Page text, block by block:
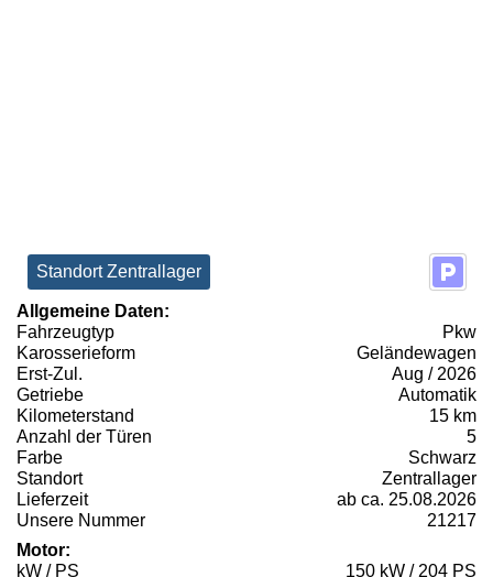
Standort Zentrallager
Allgemeine Daten:
Fahrzeugtyp
Pkw
Karosserieform
Geländewagen
Erst-Zul.
Aug / 2026
Getriebe
Automatik
Kilometerstand
15 km
Anzahl der Türen
5
Farbe
Schwarz
Standort
Zentrallager
Lieferzeit
ab ca. 25.08.2026
Unsere Nummer
21217
Motor:
kW / PS
150 kW / 204 PS